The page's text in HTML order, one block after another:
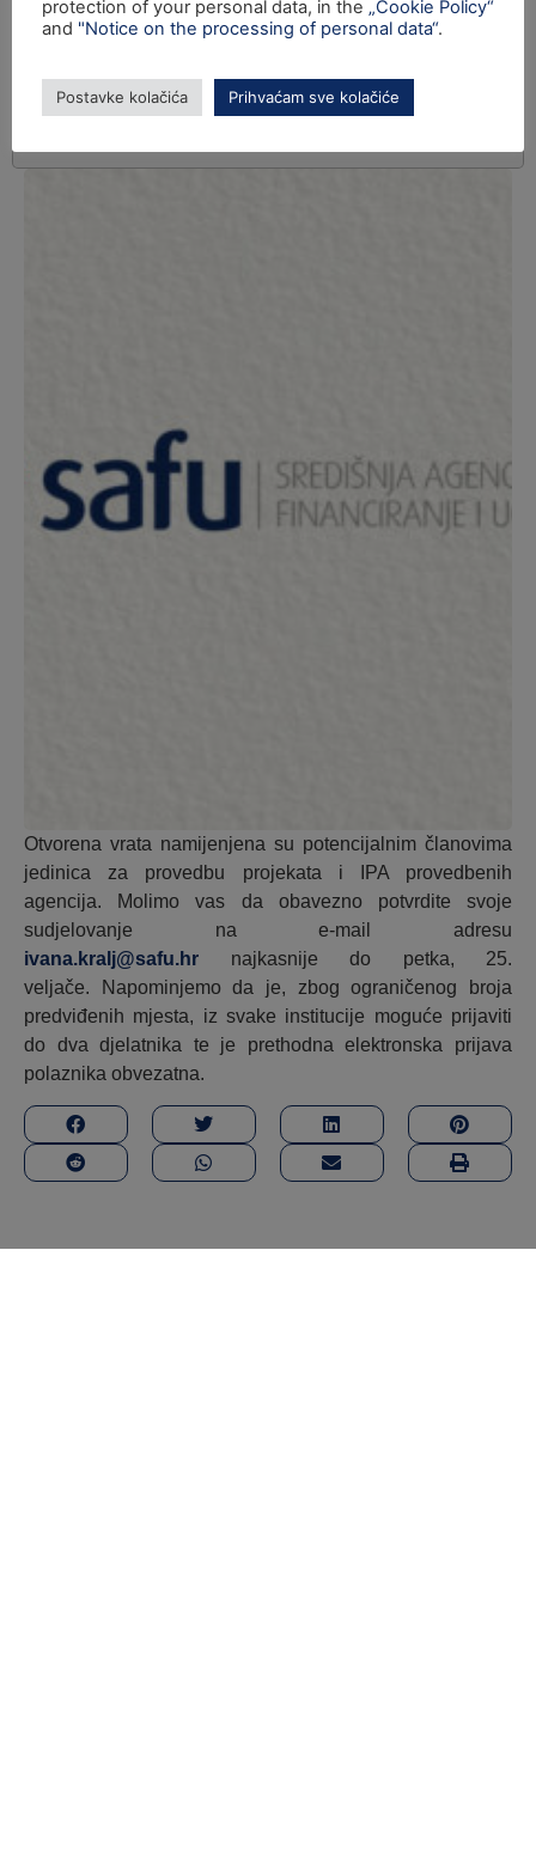
Otvorena vrata namijenjena su potencijalnim članovima
jedinica za provedbu projekata i IPA provedbenih
agencija. Molimo vas da obavezno potvrdite svoje
sudjelovanje na e-mail adresu
ivana.kralj@safu.hr najkasnije do petka, 25.
veljače. Napominjemo da je, zbog ograničenog broja
predviđenih mjesta, iz svake institucije moguće prijaviti
do dva djelatnika te je prethodna elektronska prijava
polaznika obvezatna.
protection of your personal data, in the „Cookie Policy“
and "Notice on the processing of personal data“.
Postavke kolačića Prihvaćam sve kolačiće